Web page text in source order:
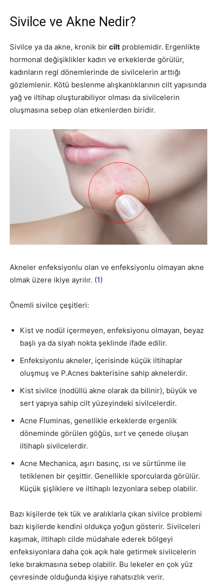
Sivilce ve Akne Nedir?
Sivilce ya da akne, kronik bir cilt problemidir. Ergenlikte
hormonal değişiklikler kadın ve erkeklerde görülür,
kadınların regl dönemlerinde de sivilcelerin arttığı
gözlemlenir. Kötü beslenme alışkanlıklarının cilt yapısında
yağ ve iltihap oluşturabiliyor olması da sivilcelerin
oluşmasına sebep olan etkenlerden biridir.
Akneler enfeksiyonlu olan ve enfeksiyonlu olmayan akne
olmak üzere ikiye ayrılır. (1)
Önemli sivilce çeşitleri:
Kist ve nodül içermeyen, enfeksiyonu olmayan, beyaz
başlı ya da siyah nokta şeklinde ifade edilir.
Enfeksiyonlu akneler, içerisinde küçük iltihaplar
oluşmuş ve P.Acnes bakterisine sahip aknelerdir.
Kist sivilce (nodüllü akne olarak da bilinir), büyük ve
sert yapıya sahip cilt yüzeyindeki sivilcelerdir.
Acne Fluminas, genellikle erkeklerde ergenlik
döneminde görülen göğüs, sırt ve çenede oluşan
iltihaplı sivilcelerdir.
Acne Mechanica, aşırı basınç, ısı ve sürtünme ile
tetiklenen bir çeşittir. Genellikle sporcularda görülür.
Küçük şişliklere ve iltihaplı lezyonlara sebep olabilir.
Bazı kişilerde tek tük ve aralıklarla çıkan sivilce problemi
bazı kişilerde kendini oldukça yoğun gösterir. Sivilceleri
kaşımak, iltihaplı cilde müdahale ederek bölgeyi
enfeksiyonlara daha çok açık hale getirmek sivilcelerin
leke bırakmasına sebep olabilir. Bu lekeler en çok yüz
çevresinde olduğunda kişiye rahatsızlık verir.